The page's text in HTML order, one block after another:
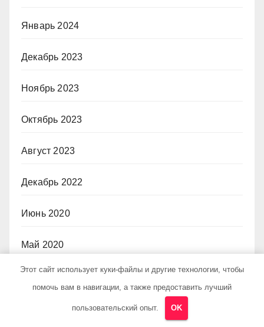
Январь 2024
Декабрь 2023
Ноябрь 2023
Октябрь 2023
Август 2023
Декабрь 2022
Июнь 2020
Май 2020
Октябрь 2018
Этот сайт использует куки-файлы и другие технологии, чтобы
помочь вам в навигации, а также предоставить лучший
пользовательский опыт. OK